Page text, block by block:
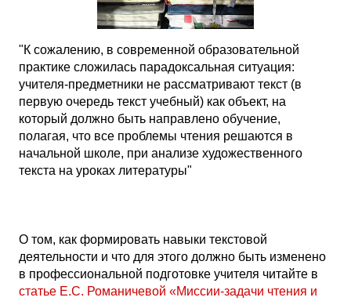
"К сожалению, в современной образовательной
практике сложилась парадоксальная ситуация:
учителя-предметники не рассматривают текст (в
первую очередь текст учебный) как объект, на
который должно быть направлено обучение,
полагая, что все проблемы чтения решаются в
начальной школе, при анализе художественного
текста на уроках литературы"
О том, как формировать навыки текстовой
деятельности и что для этого должно быть изменено
в профессиональной подготовке учителя читайте в
статье Е.С. Романичевой «Миссии-задачи чтения и